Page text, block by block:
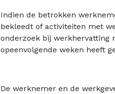
Indien de betrokken
bekleedt of activiteiten met
onderzoek bij werkhervatting
opeenvolgende weken heeft
De werknemer en de